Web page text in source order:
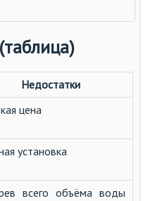
Недостатки
цена
установка
всего объёма воды